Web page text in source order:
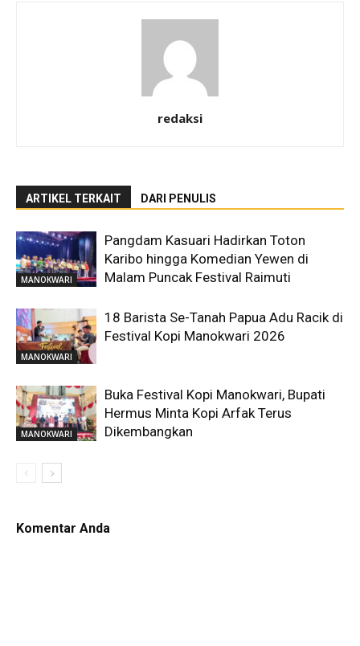
redaksi
ARTIKEL TERKAIT DARI PENULIS
MANOKWARI
Pangdam Kasuari Hadirkan Toton
Karibo hingga Komedian Yewen di
Malam Puncak Festival Raimuti
MANOKWARI
18 Barista Se-Tanah Papua Adu Racik di
Festival Kopi Manokwari 2026
MANOKWARI
Buka Festival Kopi Manokwari, Bupati
Hermus Minta Kopi Arfak Terus
Dikembangkan
Komentar Anda